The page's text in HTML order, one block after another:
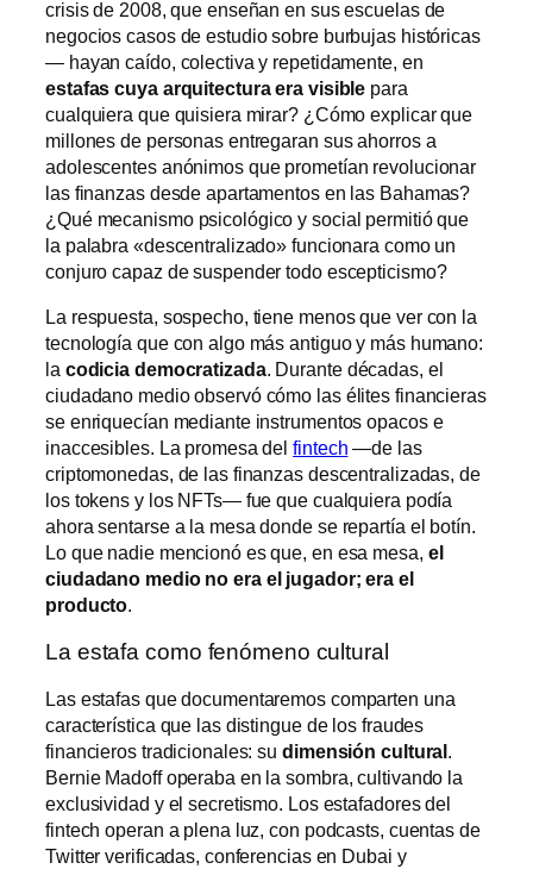
crisis de 2008, que enseñan en sus escuelas de
negocios casos de estudio sobre burbujas históricas
— hayan caído, colectiva y repetidamente, en
estafas cuya arquitectura era visible para
cualquiera que quisiera mirar? ¿Cómo explicar que
millones de personas entregaran sus ahorros a
adolescentes anónimos que prometían revolucionar
las finanzas desde apartamentos en las Bahamas?
¿Qué mecanismo psicológico y social permitió que
la palabra «descentralizado» funcionara como un
conjuro capaz de suspender todo escepticismo?
La respuesta, sospecho, tiene menos que ver con la
tecnología que con algo más antiguo y más humano:
la codicia democratizada. Durante décadas, el
ciudadano medio observó cómo las élites financieras
se enriquecían mediante instrumentos opacos e
inaccesibles. La promesa delfintech —de las
criptomonedas, de las finanzas descentralizadas, de
los tokens y los NFTs— fue que cualquiera podía
ahora sentarse a la mesa donde se repartía el botín.
Lo que nadie mencionó es que, en esa mesa, el
ciudadano medio no era el jugador; era el
producto.
La estafa como fenómeno cultural
Las estafas que documentaremos comparten una
característica que las distingue de los fraudes
financieros tradicionales: su dimensión cultural .
Bernie Madoff operaba en la sombra, cultivando la
exclusividad y el secretismo. Los estafadores del
fintech operan a plena luz, con podcasts, cuentas de
Twitter verificadas, conferencias en Dubai y